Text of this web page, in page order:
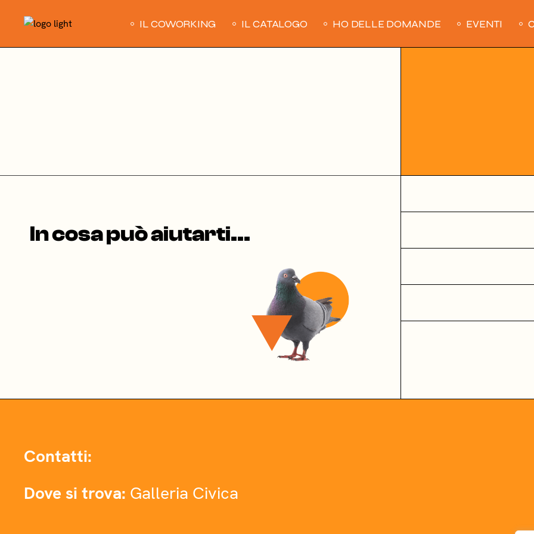
IL COWORKING IL CATALOGO HO DELLE DOMANDE EVENTI
In cosa può aiutarti...
Contatti:
Dove si trova: Galleria Civica